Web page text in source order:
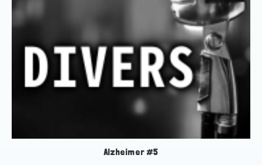
Alzheimer #5